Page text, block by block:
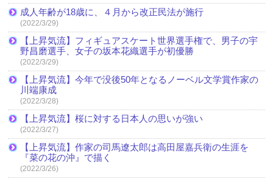
成人年齢が18歳に、４月から改正民法が施行
(2022/3/29)
【上昇気流】フィギュアスケート世界選手権で、男子の宇
野昌磨選手、女子の坂本花織選手が初優勝
(2022/3/29)
【上昇気流】今年で没後50年となるノーベル文学賞作家の
川端康成
(2022/3/28)
【上昇気流】桜に対する日本人の思いが強い
(2022/3/27)
【上昇気流】作家の司馬遼太郎は高田屋嘉兵衛の生涯を
『菜の花の沖』で描く
(2022/3/26)